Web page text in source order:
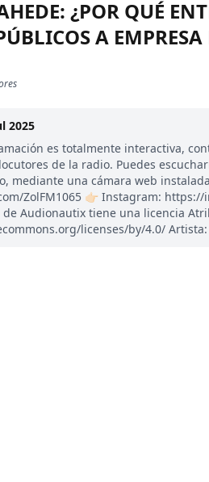
¿POR QUÉ
A
2025
es totalmente interactiva,
de la radio. Puedes
mediante una cámara web
ZolFM1065 👉🏻 Instagram:
de Audionautix tiene una licencia
licenses/by/4.0/